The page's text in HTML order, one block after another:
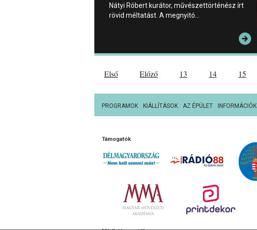
Nátyi Róbert kurátor, művészettörténész írt
rövid méltatást. A megnyitó…
Első Előző 13 14 15
PROGRAMOK KIÁLLÍTÁSOK AZ ÉPÜLET INFORMÁCIÓK
Támogatók